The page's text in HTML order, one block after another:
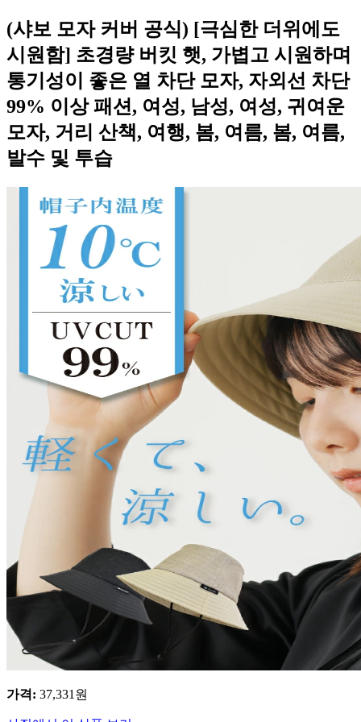
(샤보 모자 커버 공식) [극심한 더위에도
시원함] 초경량 버킷 햇, 가볍고 시원하며
통기성이 좋은 열 차단 모자, 자외선 차단
99% 이상 패션, 여성, 남성, 여성, 귀여운
모자, 거리 산책, 여행, 봄, 여름, 봄, 여름,
발수 및 투습
가격: 37,331 원